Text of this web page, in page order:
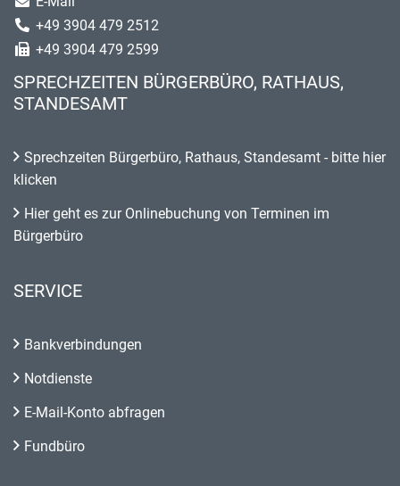
+49 3904 479 2512
+49 3904 479 2599
SPRECHZEITEN BÜRGERBÜRO, RATHAUS,
STANDESAMT
Sprechzeiten Bürgerbüro, Rathaus, Standesamt - bitte hier
klicken
Hier geht es zur Onlinebuchung von Terminen im
Bürgerbüro
SERVICE
Bankverbindungen
Notdienste
E-Mail-Konto abfragen
Fundbüro